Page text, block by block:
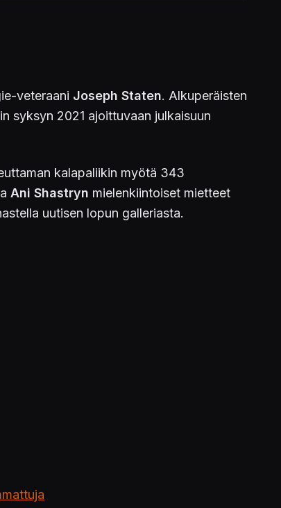
veteraani Joseph Staten. Alkuperäisten
syksyn 2021 ajoittuvaan julkaisuun
kalapaliikin myötä 343
Ani Shastryn mielenkiintoiset mietteet
uutisen lopun galleriasta.